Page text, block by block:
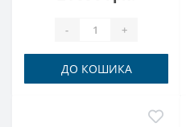
- +
ДО КОШИКА